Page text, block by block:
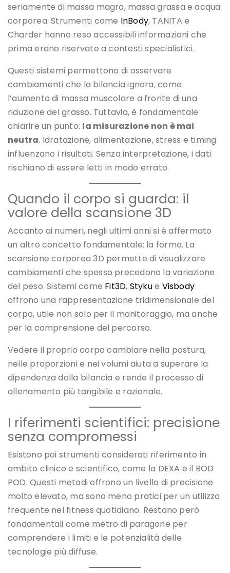
seriamente di massa magra, massa grassa e acqua
corporea. Strumenti come InBody, TANITA e
Charder hanno reso accessibili informazioni che
prima erano riservate a contesti specialistici.
Questi sistemi permettono di osservare
cambiamenti che la bilancia ignora, come
l’aumento di massa muscolare a fronte di una
riduzione del grasso. Tuttavia, è fondamentale
chiarire un punto: la misurazione non è mai
neutra. Idratazione, alimentazione, stress e timing
influenzano i risultati. Senza interpretazione, i dati
rischiano di essere letti in modo errato.
Quando il corpo si guarda: il
valore della scansione 3D
Accanto ai numeri, negli ultimi anni si è affermato
un altro concetto fondamentale: la forma. La
scansione corporea 3D permette di visualizzare
cambiamenti che spesso precedono la variazione
del peso. Sistemi come Fit3D, Stykue Visbody
offrono una rappresentazione tridimensionale del
corpo, utile non solo per il monitoraggio, ma anche
per la comprensione del percorso.
Vedere il proprio corpo cambiare nella postura,
nelle proporzioni e nei volumi aiuta a superare la
dipendenza dalla bilancia e rende il processo di
allenamento più tangibile e razionale.
I riferimenti scientifici: precisione
senza compromessi
Esistono poi strumenti considerati riferimento in
ambito clinico e scientifico, come la DEXA e il BOD
POD. Questi metodi offrono un livello di precisione
molto elevato, ma sono meno pratici per un utilizzo
frequente nel fitness quotidiano. Restano però
fondamentali come metro di paragone per
comprendere i limiti e le potenzialità delle
tecnologie più diffuse.